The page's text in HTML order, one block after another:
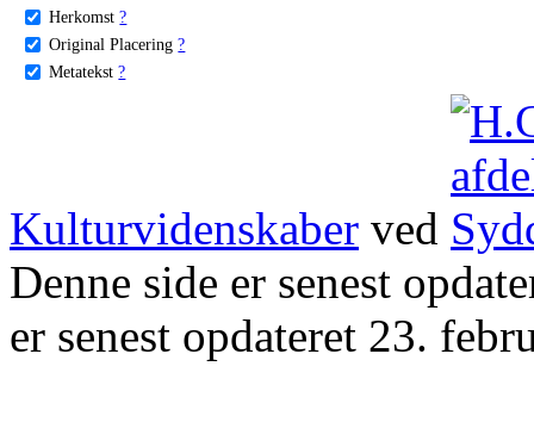
Herkomst ?
Original Placering ?
Metatekst ?
Kulturvidenskaber ved
Denne side er senest
er senest opdateret 23.